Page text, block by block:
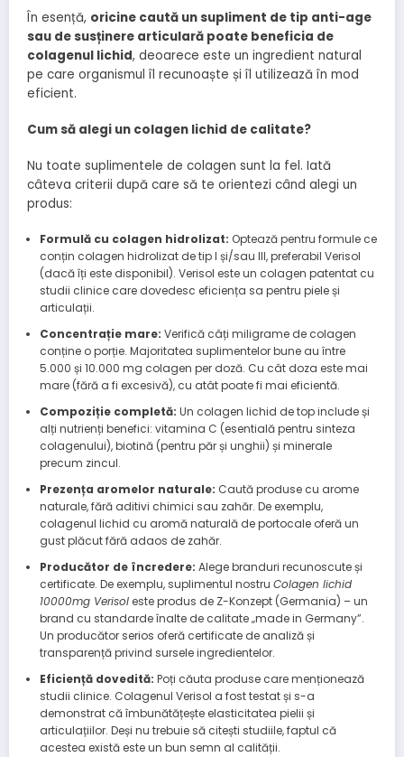
În esență, oricine caută un supliment de tip anti-age
sau de susținere articulară poate beneficia de
colagenul lichid, deoarece este un ingredient natural
pe care organismul îl recunoaște și îl utilizează în mod
eficient.
Cum să alegi un colagen lichid de calitate?
Nu toate suplimentele de colagen sunt la fel. Iată
câteva criterii după care să te orientezi când alegi un
produs:
Formulă cu colagen hidrolizat: Optează pentru formule ce
conțin colagen hidrolizat de tip I și/sau III, preferabil Verisol
(dacă îți este disponibil). Verisol este un colagen patentat cu
studii clinice care dovedesc eficiența sa pentru piele și
articulații.
Concentrație mare: Verifică câți miligrame de colagen
conține o porție. Majoritatea suplimentelor bune au între
5.000 și 10.000 mg colagen per doză. Cu cât doza este mai
mare (fără a fi excesivă), cu atât poate fi mai eficientă.
Compoziție completă: Un colagen lichid de top include și
alți nutrienți benefici: vitamina C (esentială pentru sinteza
colagenului), biotină (pentru păr și unghii) și minerale
precum zincul.
Prezența aromelor naturale: Caută produse cu arome
naturale, fără aditivi chimici sau zahăr. De exemplu,
colagenul lichid cu aromă naturală de portocale oferă un
gust plăcut fără adaos de zahăr.
Producător de încredere: Alege branduri recunoscute și
certificate. De exemplu, suplimentul nostru Colagen lichid
10000mg Verisoleste produs de Z-Konzept (Germania) – un
brand cu standarde înalte de calitate „made in Germany”.
Un producător serios oferă certificate de analiză și
transparență privind sursele ingredientelor.
Eficiență dovedită: Poți căuta produse care menționează
studii clinice. Colagenul Verisol a fost testat și s-a
demonstrat că îmbunătățește elasticitatea pielii și
articulațiilor. Deși nu trebuie să citești studiile, faptul că
acestea există este un bun semn al calității.